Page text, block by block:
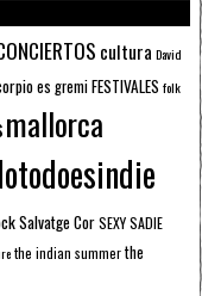
cultura David
es gremiFESTIVALES folk
mallorca
Salvatge CorSEXY SADIE
the indian summerthe